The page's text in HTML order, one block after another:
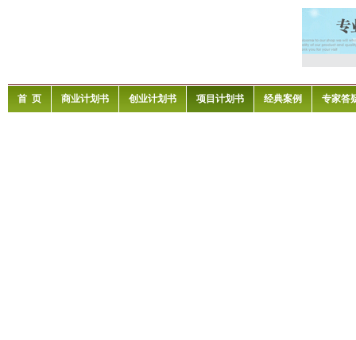
首 页 商业计划书 创业计划书 项目计划书 经典案例 专家答